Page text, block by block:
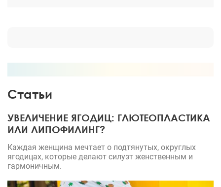
Статьи
УВЕЛИЧЕНИЕ ЯГОДИЦ: ГЛЮТЕОПЛАСТИКА
ИЛИ ЛИПОФИЛИНГ?
Каждая женщина мечтает о подтянутых, округлых
ягодицах, которые делают силуэт женственным и
гармоничным.